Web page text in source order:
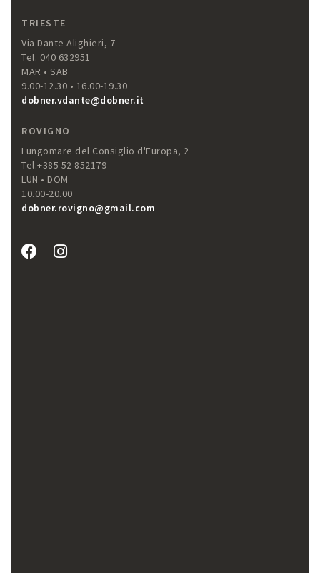
TRIESTE
Via Dante Alighieri, 7
Tel. 040 632951
MAR • SAB
9.00-12.30 • 16.00-19.30
dobner.vdante@dobner.it
ROVIGNO
Lungomare del Consiglio d'Europa, 2
Tel.+385 52 852179
LUN • DOM
10.00-20.00
dobner.rovigno@gmail.com